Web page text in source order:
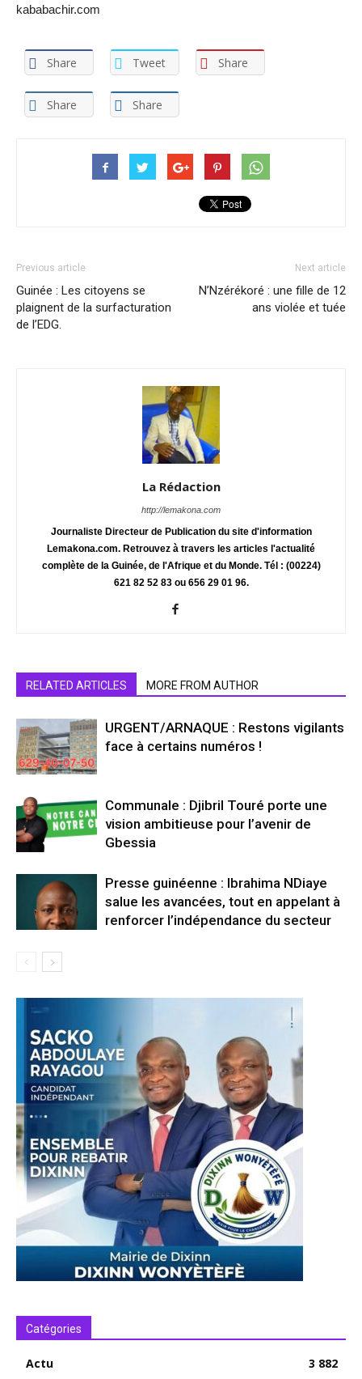
kababachir.com
Share Tweet Share
Share Share
Previous article
Guinée : Les citoyens se
plaignent de la surfacturation
de l’EDG.
Next article
N’Nzérékoré : une fille de 12
ans violée et tuée
La Rédaction
http://lemakona.com
Journaliste Directeur de Publication du site d'information
Lemakona.com. Retrouvez à travers les articles l'actualité
complète de la Guinée, de l'Afrique et du Monde. Tél : (00224)
621 82 52 83 ou 656 29 01 96.
RELATED ARTICLES MORE FROM AUTHOR
URGENT/ARNAQUE : Restons vigilants
face à certains numéros !
Communale : Djibril Touré porte une
vision ambitieuse pour l’avenir de
Gbessia
Presse guinéenne : Ibrahima NDiaye
salue les avancées, tout en appelant à
renforcer l’indépendance du secteur
Catégories
Actu
3 882